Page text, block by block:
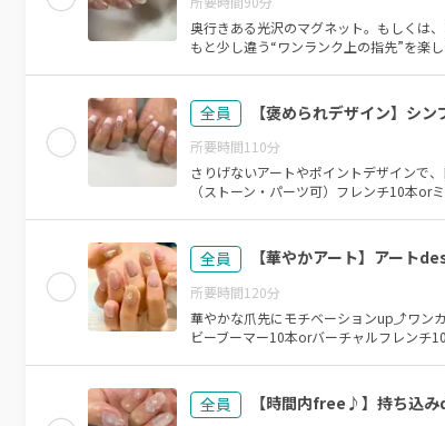
奥行きある光沢のマグネット。もしくは
もと少し違う“ワンランク上の指先”を楽
全員 【褒められデザイン】シ
所要時間110分
さりげないアートやポイントデザインで
（ストーン・パーツ可）フレンチ10本or
全員 【華やかアート】アート
所要時間120分
華やかな爪先にモチベーションup⤴︎ワン
ビーブーマー10本orバーチャルフレンチ
全員 【時間内free♪】持ち込み